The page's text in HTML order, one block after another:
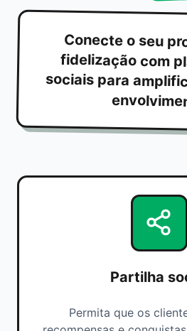
Conecte o seu
fidelização com
sociais para
Partilha
Permita que os